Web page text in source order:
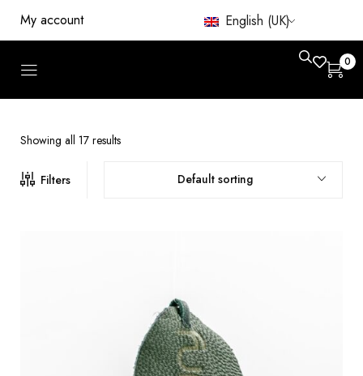
My account English (UK)
0
Showing all 17 results
Filters Default sorting